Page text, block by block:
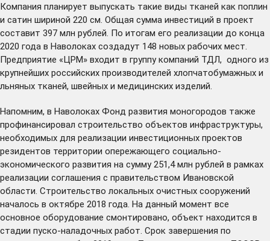
Компания планирует выпускать такие виды тканей как поплин
и сатин шириной 220 см. Общая сумма инвестиций в проект
составит 397 млн рублей. По итогам его реализации до конца
2020 года в Наволоках создадут 148 новых рабочих мест.
Предприятие «ЦРМ» входит в группу компаний ТДЛ, одного из
крупнейших российских производителей хлопчатобумажных и
льняных тканей, швейных и медицинских изделий.
Напомним, в Наволоках Фонд развития моногородов также
профинансировал строительство объектов инфраструктуры,
необходимых для реализации инвестиционных проектов
резидентов территории опережающего социально-
экономического развития на сумму 251,4 млн рублей в рамках
реализации соглашения с правительством Ивановской
области. Строительство локальных очистных сооружений
началось в октябре 2018 года. На данный момент все
основное оборудование смонтировано, объект находится в
стадии пуско-наладочных работ. Срок завершения по